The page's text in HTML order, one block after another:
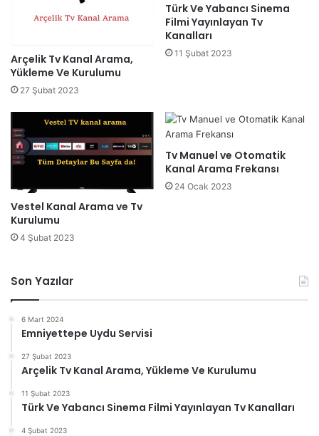
Arçelik Tv Kanal Arama,
Yükleme Ve Kurulumu
27 Şubat 2023
Türk Ve Yabancı Sinema
Filmi Yayınlayan Tv
Kanalları
11 Şubat 2023
Vestel Kanal Arama ve Tv
Kurulumu
4 Şubat 2023
Tv Manuel ve Otomatik
Kanal Arama Frekansı
24 Ocak 2023
Son Yazılar
6 Mart 2024
Emniyettepe Uydu Servisi
27 Şubat 2023
Arçelik Tv Kanal Arama, Yükleme Ve Kurulumu
11 Şubat 2023
Türk Ve Yabancı Sinema Filmi Yayınlayan Tv Kanalları
4 Şubat 2023